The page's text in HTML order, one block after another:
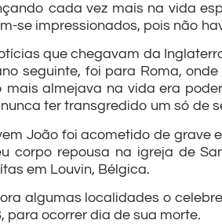
cada vez mais na vida
se impressionados, pois não
que chegavam da
seguinte, foi para Roma,
mais almejava na vida era
ter transgredido um só de
João foi acometido de grave
corpo repousa na igreja de
em Louvin, Bélgica.
algumas localidades o
para ocorrer dia de sua morte.